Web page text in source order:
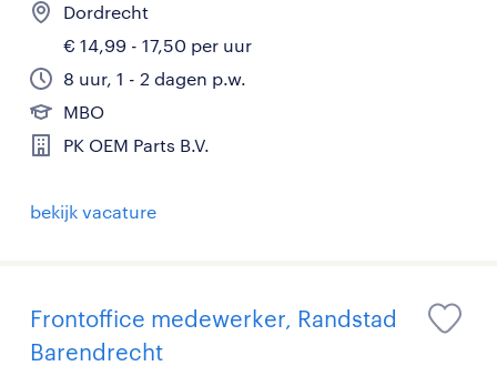
Dordrecht
€ 14,99 - 17,50 per uur
8 uur, 1 - 2 dagen p.w.
MBO
PK OEM Parts B.V.
bekijk vacature
Frontoffice medewerker, Randstad
Barendrecht